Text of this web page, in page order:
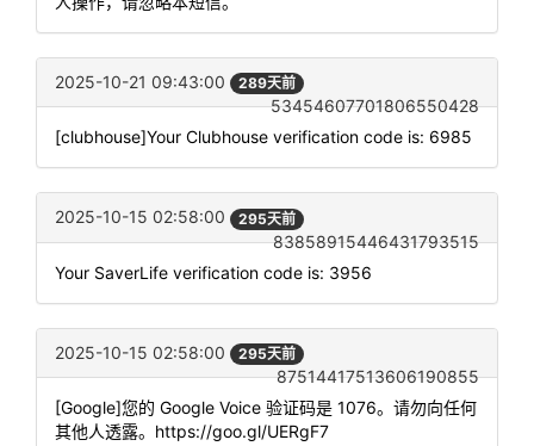
2025-10-21 09:43:00 289天前
53454607701806550428
[clubhouse]Your Clubhouse verification code is: 6985
2025-10-15 02:58:00 295天前
83858915446431793515
Your SaverLife verification code is: 3956
2025-10-15 02:58:00 295天前
87514417513606190855
[Google]您的 Google Voice 验证码是 1076。请勿向任何
其他人透露。https://goo.gl/UERgF7